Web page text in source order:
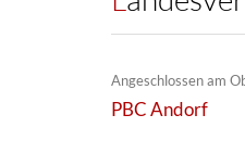
Angeschlossen am
PBC Andorf